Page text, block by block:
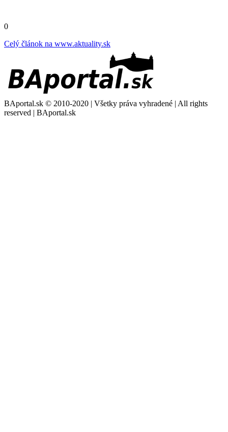
0
Celý článok na www.aktuality.sk
BAportal.sk © 2010-2020 | Všetky práva vyhradené | All rights
reserved | BAportal.sk